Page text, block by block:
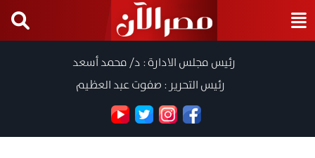
رئيس مجلس الادارة : د/ محمد أسعد
رئيس التحرير : صفوت عبد العظيم